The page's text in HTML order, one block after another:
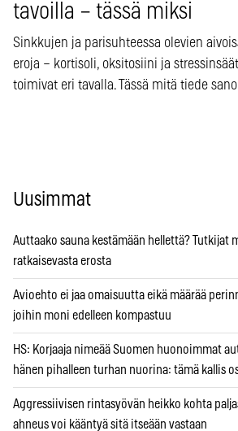
tavoilla – tässä miksi
Sinkkujen ja parisuhteessa olevien
eroja – kortisoli, oksitosiini ja
toimivat eri tavalla. Tässä mitä tiede
Uusimmat
Auttaako sauna kestämään hellettä? Tutkijat
ratkaisevasta erosta
Avioehto ei jaa omaisuutta eikä määrää
joihin moni edelleen kompastuu
HS: Korjaaja nimeää Suomen huonoimmat
hänen pihalleen turhan nuorina: tämä kallis
Aggressiivisen rintasyövän heikko kohta
ahneus voi kääntyä sitä itseään vastaan